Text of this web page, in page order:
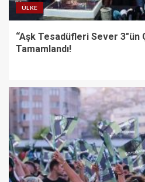
ÜLKE
“Aşk Tesadüfleri Sever 3″ün
Tamamlandı!